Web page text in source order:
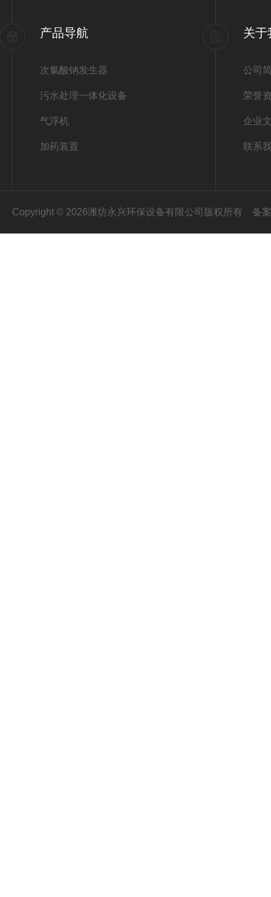
产品导航
次氯酸钠发生器
污水处理一体化设备
气浮机
加药装置
关于
公司
荣誉
企业
联系
Copyright © 2026潍坊永兴环保设备有限公司版权所有 备